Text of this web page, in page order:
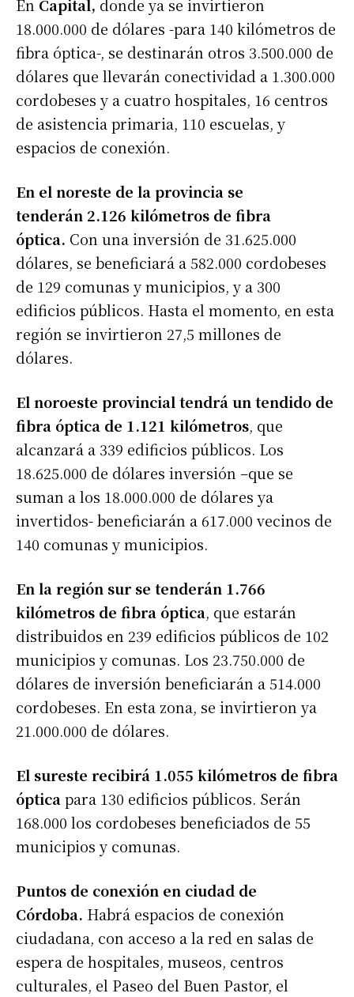
En Capital, donde ya se invirtieron
18.000.000 de dólares -para 140 kilómetros de
fibra óptica-, se destinarán otros 3.500.000 de
dólares que llevarán conectividad a 1.300.000
cordobeses y a cuatro hospitales, 16 centros
de asistencia primaria, 110 escuelas, y
espacios de conexión.
En el noreste de la provincia se
tenderán 2.126 kilómetros de fibra
óptica. Con una inversión de 31.625.000
dólares, se beneficiará a 582.000 cordobeses
de 129 comunas y municipios, y a 300
edificios públicos. Hasta el momento, en esta
región se invirtieron 27,5 millones de
dólares.
El noroeste provincial tendrá un tendido de
fibra óptica de 1.121 kilómetros, que
alcanzará a 339 edificios públicos. Los
18.625.000 de dólares inversión –que se
suman a los 18.000.000 de dólares ya
invertidos- beneficiarán a 617.000 vecinos de
140 comunas y municipios.
En la región sur se tenderán 1.766
kilómetros de fibra óptica, que estarán
distribuidos en 239 edificios públicos de 102
municipios y comunas. Los 23.750.000 de
dólares de inversión beneficiarán a 514.000
cordobeses. En esta zona, se invirtieron ya
21.000.000 de dólares.
El sureste recibirá 1.055 kilómetros de fibra
ópticapara 130 edificios públicos. Serán
168.000 los cordobeses beneficiados de 55
municipios y comunas.
Puntos de conexión en ciudad de
Córdoba. Habrá espacios de conexión
ciudadana, con acceso a la red en salas de
espera de hospitales, museos, centros
culturales, el Paseo del Buen Pastor, el